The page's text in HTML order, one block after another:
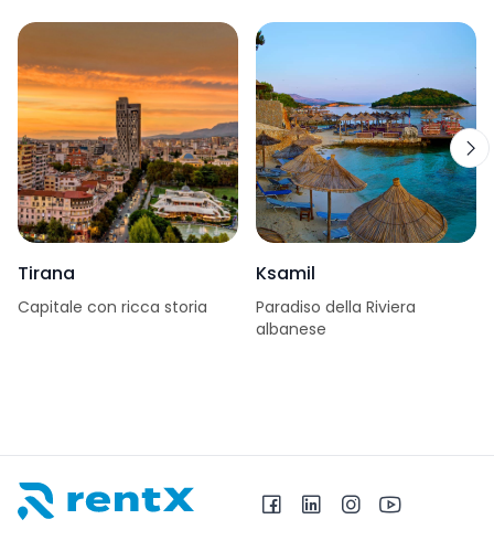
Tirana
Capitale con ricca storia
Ksamil
Paradiso della Riviera
albanese